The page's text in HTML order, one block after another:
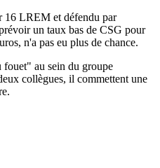
16 LREM et défendu par
un taux bas de CSG pour
n'a pas eu plus de chance.
fouet" au sein du groupe
collègues, il commettent une